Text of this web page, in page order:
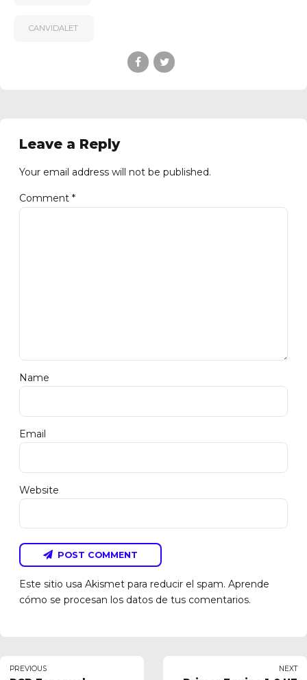
CANVIDALET
Leave a Reply
Your email address will not be published.
Comment *
Name
Email
Website
POST COMMENT
Este sitio usa Akismet para reducir el spam. Aprende
cómo se procesan los datos de tus comentarios.
PREVIOUS NEXT